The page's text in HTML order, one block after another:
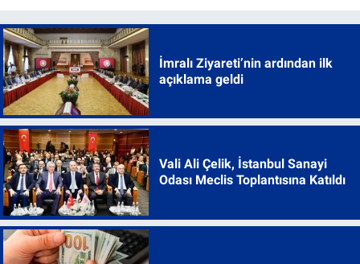
İmralı Ziyareti’nin ardından ilk
açıklama geldi
Vali Ali Çelik, İstanbul Sanayi
Odası Meclis Toplantısına Katıldı